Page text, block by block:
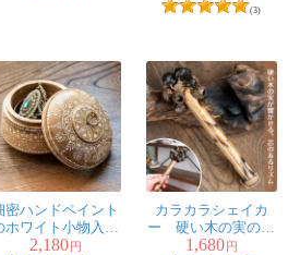
(3)
密ハンドペイント
ホワイト小物入れ
マンゴーウッド製
2,180円
カラカラシェイカ
ー 硬い木の実のや
さしい音色
1,680円